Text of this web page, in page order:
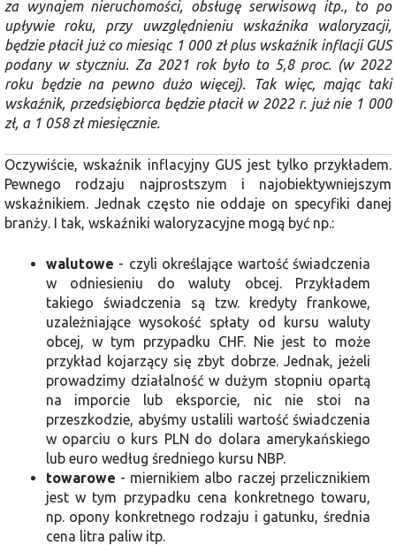
za wynajem nieruchomości, obsługę serwisową itp., to po
upływie roku, przy uwzględnieniu wskaźnika waloryzacji,
będzie płacił już co miesiąc 1 000 zł plus wskaźnik inflacji GUS
podany w styczniu. Za 2021 rok było to 5,8 proc. (w 2022
roku będzie na pewno dużo więcej). Tak więc, mając taki
wskaźnik, przedsiębiorca będzie płacił w 2022 r. już nie 1 000
zł, a 1 058 zł miesięcznie.
Oczywiście, wskaźnik inflacyjny GUS jest tylko przykładem.
Pewnego rodzaju najprostszym i najobiektywniejszym
wskaźnikiem. Jednak często nie oddaje on specyfiki danej
branży. I tak, wskaźniki waloryzacyjne mogą być np.:
walutowe - czyli określające wartość świadczenia
w odniesieniu do waluty obcej. Przykładem
takiego świadczenia są tzw. kredyty frankowe,
uzależniające wysokość spłaty od kursu waluty
obcej, w tym przypadku CHF. Nie jest to może
przykład kojarzący się zbyt dobrze. Jednak, jeżeli
prowadzimy działalność w dużym stopniu opartą
na imporcie lub eksporcie, nic nie stoi na
przeszkodzie, abyśmy ustalili wartość świadczenia
w oparciu o kurs PLN do dolara amerykańskiego
lub euro według średniego kursu NBP.
towarowe - miernikiem albo raczej przelicznikiem
jest w tym przypadku cena konkretnego towaru,
np. opony konkretnego rodzaju i gatunku, średnia
cena litra paliw itp.